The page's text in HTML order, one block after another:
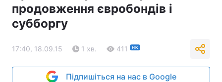
продовження євробондів і
субборгу
17:40, 18.09.15 1 хв. 411 НК
Підпишіться на нас в Google